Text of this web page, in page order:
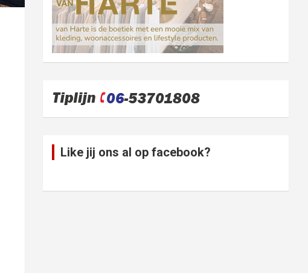
Like jij ons al op facebook?